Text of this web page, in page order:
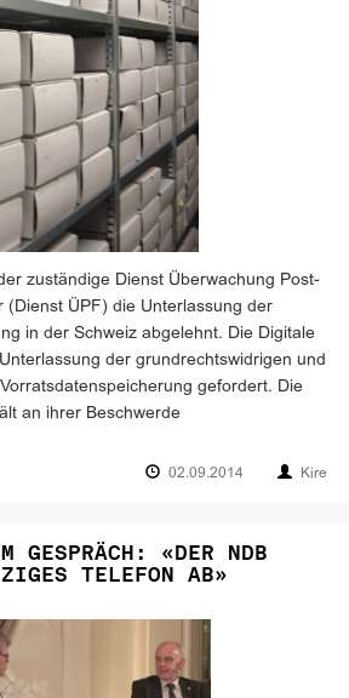
zuständige Dienst Überwachung Post-
(Dienst ÜPF) die Unterlassung der
in der Schweiz abgelehnt. Die Digitale
der grundrechtswidrigen und
gefordert. Die
an ihrer Beschwerde
02.09.2014 Kire
GESPRÄCH: «DER NDB
TELEFON AB»